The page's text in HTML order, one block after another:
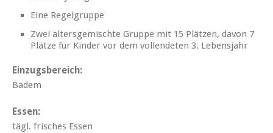
Eine Regelgruppe
Zwei altersgemischte Gruppe mit 15 Plätzen, davon 7
Plätze für Kinder vor dem vollendeten 3. Lebensjahr
Einzugsbereich:
Badem
Essen:
tägl. frisches Essen